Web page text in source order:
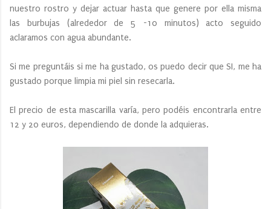
nuestro rostro y dejar actuar hasta que genere por ella misma
las burbujas (alrededor de 5 -10 minutos) acto seguido
aclaramos con agua abundante.
Si me preguntáis si me ha gustado, os puedo decir que SI, me ha
gustado porque limpia mi piel sin resecarla.
El precio de esta mascarilla varía, pero podéis encontrarla entre
12 y 20 euros, dependiendo de donde la adquieras.